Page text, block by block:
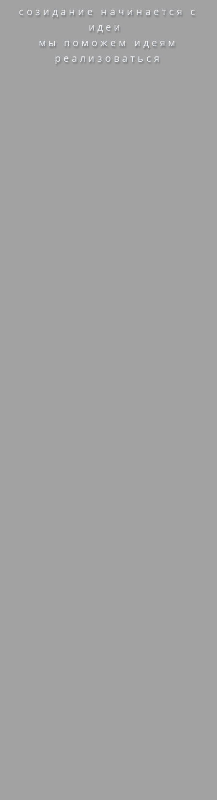
созидание начинается с
идеи
мы поможем идеям
реализоваться